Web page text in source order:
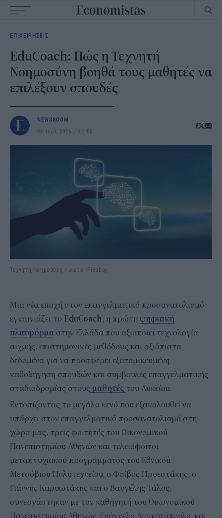
navigation
ΕΠΙΧΕΙΡΗΣΕΙΣ
EduCoach: Πώς η Τεχνητή
Νοημοσύνη βοηθά τους μαθητές να
επιλέξουν σπουδές
NEWSROOM
08 Ιουλ 2026
12:50
Τεχνητή Νοημοσύνη / φωτο: Pixabay
Μια νέα εποχή στον επαγγελματικό προσανατολισμό
εγκαινιάζει το EduCoach, η πρώτη ψηφιακή
πλατφόρμα στην Ελλάδα που αξιοποιεί τεχνολογία
αιχμής, επιστημονικές μεθόδους και αξιόπιστα
δεδομένα για να προσφέρει εξατομικευμένη
καθοδήγηση σπουδών και συμβουλές επαγγελματικής
σταδιοδρομίας στους μαθητές του Λυκείου.
Εντοπίζοντας το μεγάλο κενό που εξακολουθεί να
υπάρχει στον επαγγελματικό προσανατολισμό στη
χώρα μας, τρεις φοιτητές του Οικονομικού
Πανεπιστημίου Αθηνών και τελειόφοιτοι
μεταπτυχιακού προγράμματος του Εθνικού
Μετσόβιου Πολυτεχνείου, ο Φοίβος Προεστάκης, ο
Γιάννης Καρυωτάκης και ο Βαγγέλης Τάλος,
συνεργάστηκαν με τον καθηγητή του Οικονομικού
Πανεπιστημίου Αθηνών, Ευάγγελο Διοικητόπουλο, και